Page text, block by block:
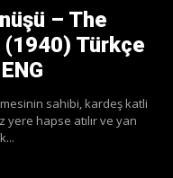
– The
Türkçe
sahibi, kardeş katli
yere hapse atılır ve yan